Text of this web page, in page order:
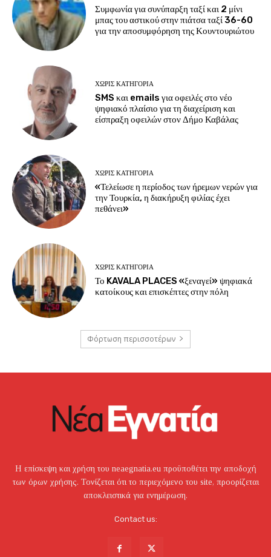
Συμφωνία για συνύπαρξη ταξί και 2 μίνι
μπας του αστικού στην πιάτσα ταξί 36-60
για την αποσυμφόρηση της Κουντουριώτου
ΧΩΡΊΣ ΚΑΤΗΓΟΡΊΑ
SMS και emails για οφειλές στο νέο
ψηφιακό πλαίσιο για τη διαχείριση και
είσπραξη οφειλών στον Δήμο Καβάλας
ΧΩΡΊΣ ΚΑΤΗΓΟΡΊΑ
«Τελείωσε η περίοδος των ήρεμων νερών για
την Τουρκία, η διακήρυξη φιλίας έχει
πεθάνει»
ΧΩΡΊΣ ΚΑΤΗΓΟΡΊΑ
Το KAVALA PLACES «ξεναγεί» ψηφιακά
κατοίκους και επισκέπτες στην πόλη
Φόρτωση περισσοτέρων
Η επίσκεψη και χρήση του neaegnatia.eu προϋποθέτει την αποδοχή
των όρων χρήσης. Τονίζεται ότι το περιεχόμενο του site, προορίζεται
αποκλειστικά για ενημέρωση.
Contact us: